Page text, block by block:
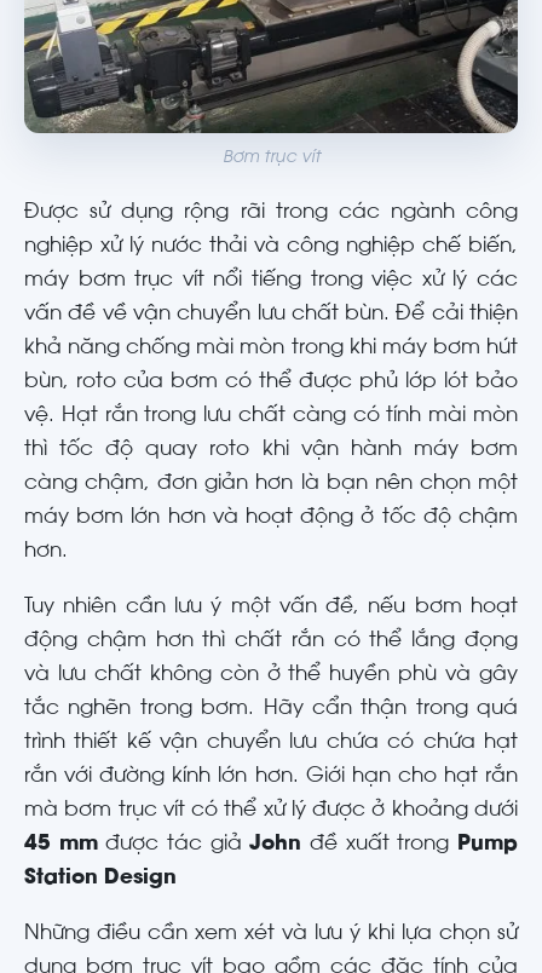
Bơm trục vít
Được sử dụng rộng rãi trong các ngành công
nghiệp xử lý nước thải và công nghiệp chế biến,
máy bơm trục vít nổi tiếng trong việc xử lý các
vấn đề về vận chuyển lưu chất bùn. Để cải thiện
khả năng chống mài mòn trong khi máy bơm hút
bùn, roto của bơm có thể được phủ lớp lót bảo
vệ. Hạt rắn trong lưu chất càng có tính mài mòn
thì tốc độ quay roto khi vận hành máy bơm
càng chậm, đơn giản hơn là bạn nên chọn một
máy bơm lớn hơn và hoạt động ở tốc độ chậm
hơn.
Tuy nhiên cần lưu ý một vấn đề, nếu bơm hoạt
động chậm hơn thì chất rắn có thể lắng đọng
và lưu chất không còn ở thể huyền phù và gây
tắc nghẽn trong bơm. Hãy cẩn thận trong quá
trình thiết kế vận chuyển lưu chứa có chứa hạt
rắn với đường kính lớn hơn. Giới hạn cho hạt rắn
mà bơm trục vít có thể xử lý được ở khoảng dưới
45 mmđược tác giảJohn đề xuất trong
Pump
Station Design
Những điều cần xem xét và lưu ý khi lựa chọn sử
dụng bơm trục vít bao gồm các đặc tính của